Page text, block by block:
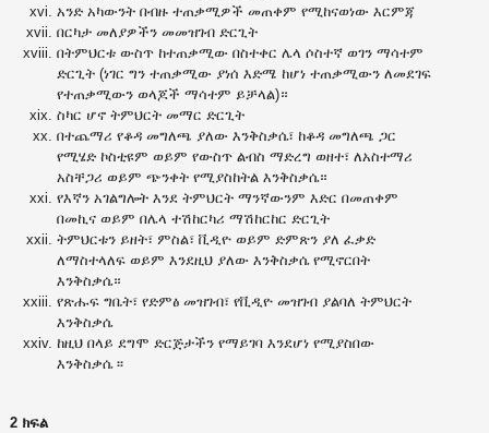
አንድ አካውንት በብዙ ተጠቃሚዎች መጠቀም የሚከናወነው እርምጃ
በርካታ መለያዎችን መመዝገብ ድርጊት
በትምህርቱ ውስጥ ከተጠቃሚው በስተቀር ሌላ ሶስተኛ ወገን ማሳተም
ድርጊት (ነገር ግን ተጠቃሚው ያነሰ እድሜ ከሆነ ተጠቃሚውን ለመደገፍ
የተጠቃሚውን ወላጆች ማሳተም ይቻላል)።
ስካር ሆኖ ትምህርት መማር ድርጊት
በተጨማሪ የቆዳ መግለጫ ያለው እንቅስቃሴ፣ ከቆዳ መግለጫ ጋር
የሚሄድ ኮስቲዩም ወይም የውስጥ ልብስ ማድረግ ወዘተ፣ ለአስተማሪ
አስቸጋሪ ወይም ጭንቀት የሚያስከትል እንቅስቃሴ።
የእኛን አገልግሎት እንደ ትምህርት ማንኛውንም እድር በመጠቀም
በመኪና ወይም በሌላ ተሽከርካሪ ማሽከርከር ድርጊት
ትምህርቱን ይዘት፣ ምስል፣ ቪዲዮ ወይም ድምጽን ያለ ፈቃድ
ለማስተላለፍ ወይም እንደዚህ ያለው እንቅስቃሴ የሚኖርበት
እንቅስቃሴ።
የጽሑፍ ግቤት፣ የድምፅ መዝገብ፣ የቪዲዮ መዝገብ ያልባለ ትምህርት
እንቅስቃሴ
ከዚህ በላይ ደግሞ ድርጅታችን የማይገባ እንደሆነ የሚያስበው
እንቅስቃሴ ፡፡
2 ክፍል